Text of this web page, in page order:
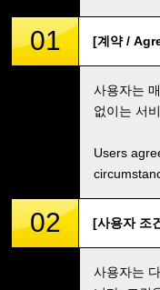
01 [계약 /
사용자는
없이는 서
Users
02 [사용자 조
사용자는